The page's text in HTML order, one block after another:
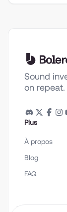
Sound
on repeat.
Plus
À propos
Blog
FAQ